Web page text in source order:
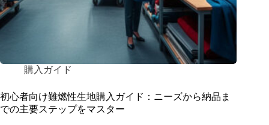
購入ガイド
初心者向け難燃性生地購入ガイド：ニーズから納品ま
での主要ステップをマスター